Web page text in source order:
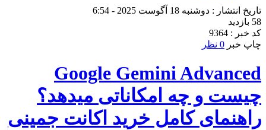
تاریخ انتشار : دوشنبه 18 آگوست 2025 - 6:54
58 بازدید
کد خبر : 9364
چاپ خبر 0 نظر
Google Gemini Advanced
چیست و چه امکاناتی میدهد؟
راهنمای کامل خرید اکانت جمینی